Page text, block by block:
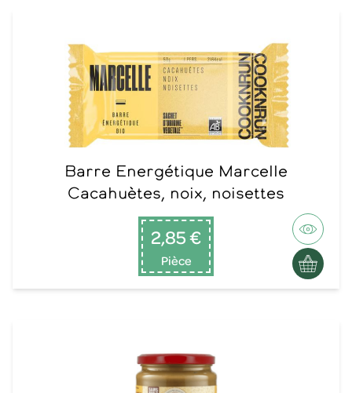
Barre Energétique Marcelle
Cacahuètes, noix, noisettes
2,85 €
Pièce